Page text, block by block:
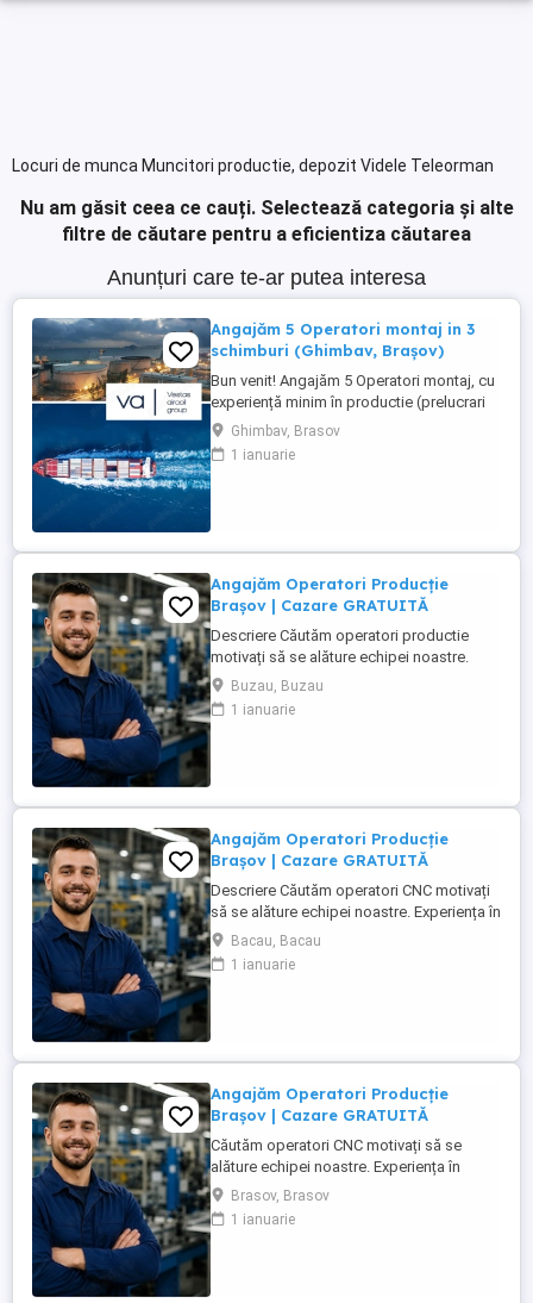
Locuri de munca Muncitori productie, depozit Videle Teleorman
Nu am găsit ceea ce cauți. Selectează categoria și alte
filtre de căutare pentru a eficientiza căutarea
Anunțuri care te-ar putea interesa
Angajăm 5 Operatori montaj in 3
schimburi (Ghimbav, Brașov)
Bun venit! Angajăm 5 Operatori montaj, cu
experiență minim în productie (prelucrari
prin aschiere). Căutăm persoane serioase,
dornice să învețe și să muncească, se va
oferi instruire la locul de muncă. Program:
Ghimbav, Brasov
1 ianuarie
Angajăm Operatori Producție
Brașov | Cazare GRATUITĂ
Descriere Căutăm operatori productie
motivați să se alăture echipei noastre.
Experiența în domeniu reprezintă un
avantaj. Oferim: Pachet salarial intre 4000-
6000 Ron Cazare GRATUITĂ în
Buzau, Buzau
1 ianuarie
Angajăm Operatori Producție
Brașov | Cazare GRATUITĂ
Descriere Căutăm operatori CNC motivați
să se alăture echipei noastre. Experiența în
domeniu reprezintă un avantaj. Oferim:
Cazare GRATUITĂ în apartamente complet
utilate; Pachet salarial atractiv; Transport
Bacau, Bacau
1 ianuarie
Angajăm Operatori Producție
Brașov | Cazare GRATUITĂ
Căutăm operatori CNC motivați să se
alăture echipei noastre. Experiența în
domeniu reprezintă un avantaj. Oferim:
Cazare GRATUITĂ în apartamente complet
utilate; Pachet salarial atractiv; Transport
Brasov, Brasov
1 ianuarie